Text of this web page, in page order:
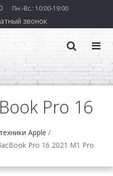
Пн.-Вс.: 10:00-19:00
звонок
Pro 16
Apple /
Pro 16 2021 M1 Pro